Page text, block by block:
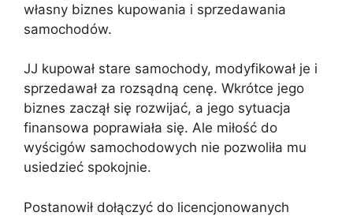
własny biznes kupowania i sprzedawania
samochodów.
JJ kupował stare samochody, modyfikował je i
sprzedawał za rozsądną cenę. Wkrótce jego
biznes zaczął się rozwijać, a jego sytuacja
finansowa poprawiała się. Ale miłość do
wyścigów samochodowych nie pozwoliła mu
usiedzieć spokojnie.
Postanowił dołączyć do licencjonowanych